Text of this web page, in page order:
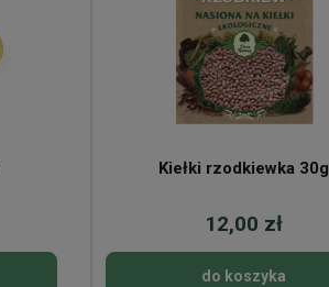
Kiełki rzodkiewka 30g
12,00 zł
do koszyka